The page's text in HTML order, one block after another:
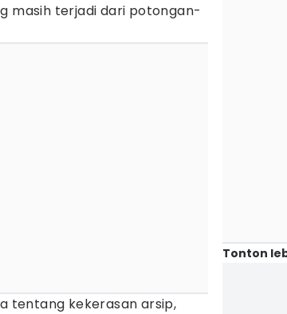
masih terjadi dari potongan-
tentang kekerasan arsip,
Tonton